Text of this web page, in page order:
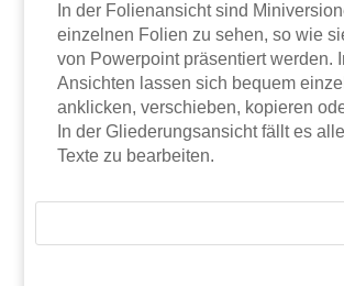
In der Folienansicht sind
einzelnen Folien zu sehen, so wie
von Powerpoint präsentiert werden.
Ansichten lassen sich bequem
anklicken, verschieben, kopieren
In der Gliederungsansicht fällt es
Texte zu bearbeiten.